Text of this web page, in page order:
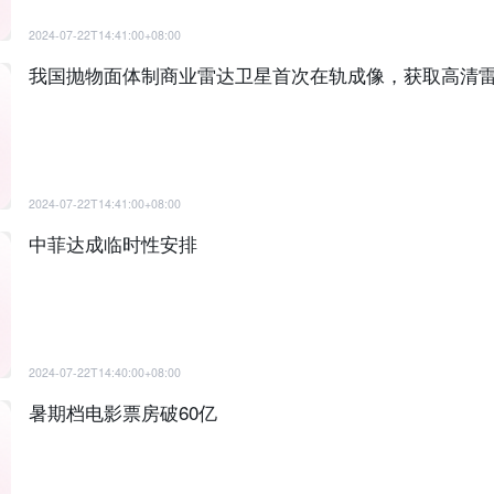
2024-07-22T14:41:00+08:00
我国抛物面体制商业雷达卫星首次在轨成像，获取高清
2024-07-22T14:41:00+08:00
中菲达成临时性安排
2024-07-22T14:40:00+08:00
暑期档电影票房破60亿